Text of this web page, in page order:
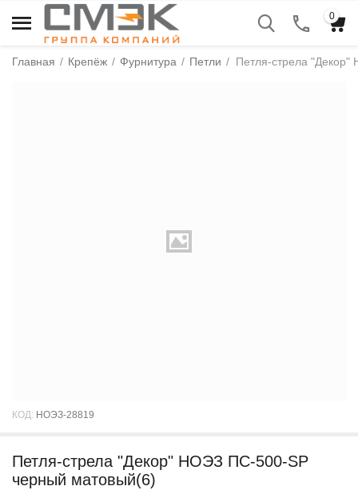
0
Главная / Крепёж / Фурнитура / Петли /
КОД: НОЭЗ-28819
Петля-стрела "Декор" НОЭЗ ПС-500-SР
черный матовый(6)